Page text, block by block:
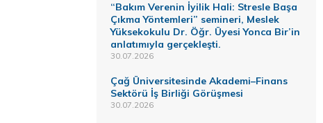
“Bakım Verenin İyilik Hali: Stresle Başa
Çıkma Yöntemleri” semineri, Meslek
Yüksekokulu Dr. Öğr. Üyesi Yonca Bir’in
anlatımıyla gerçekleşti.
30.07.2026
Çağ Üniversitesinde Akademi–Finans
Sektörü İş Birliği Görüşmesi
30.07.2026